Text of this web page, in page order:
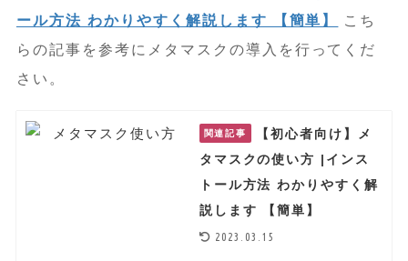
ール方法 わかりやすく解説します 【簡単】
こち
らの記事を参考にメタマスクの導入を行ってくだ
さい。
関連記事
【初心者向け】メ
タマスクの使い方 |インス
トール方法 わかりやすく解
説します 【簡単】
2023.03.15